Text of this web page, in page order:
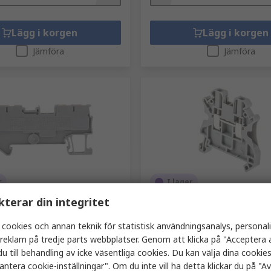
Lägg i korgen
Jämföra
Lägg i korgen
Jämföra
PT
serien 500V, Grå
mm², ATEX, 1 Våningar
750-8517
I lager
serien 1kV, Grå 0.14mm², 4
ATEX, 1 Våningar Skruv
RS-artikelnummer 627-3737
Tillv. art.nr 3044076
din integritet
cookies och annan teknik för statistisk användningsanalys,
på tredje parts webbplatser. Genom att klicka på "Acceptera
till behandling av icke väsentliga cookies. Du kan välja dina
cookie-inställningar". Om du inte vill ha detta klickar du på